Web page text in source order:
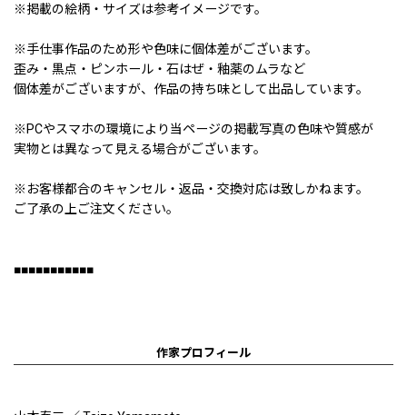
※掲載の絵柄・サイズは参考イメージです。
※手仕事作品のため形や色味に個体差がございます。
歪み・黒点・ピンホール・石はぜ・釉薬のムラなど
個体差がございますが、作品の持ち味として出品しています。
※PCやスマホの環境により当ページの掲載写真の色味や質感が
実物とは異なって見える場合がございます。
※お客様都合のキャンセル・返品・交換対応は致しかねます。
ご了承の上ご注文ください。
■■■■■■■■■■■
作家プロフィール